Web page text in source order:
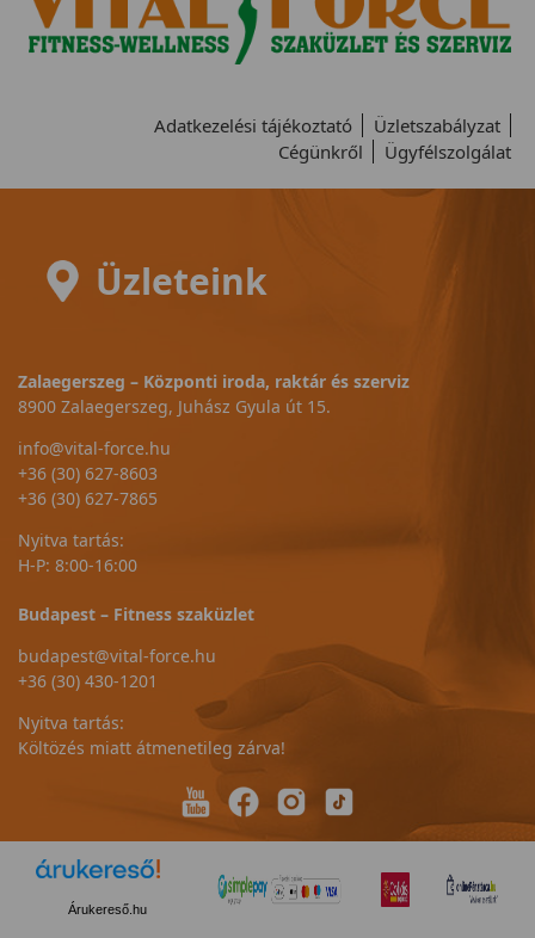
Adatkezelési tájékoztató
Üzletszabályzat
Cégünkről
Ügyfélszolgálat
Üzleteink
Zalaegerszeg – Központi iroda, raktár és szerviz
8900 Zalaegerszeg, Juhász Gyula út 15.
info@vital-force.hu
+36 (30) 627-8603
+36 (30) 627-7865
Nyitva tartás:
H-P: 8:00-16:00
Budapest – Fitness szaküzlet
budapest@vital-force.hu
+36 (30) 430-1201
Nyitva tartás:
Költözés miatt átmenetileg zárva!
Árukereső.hu